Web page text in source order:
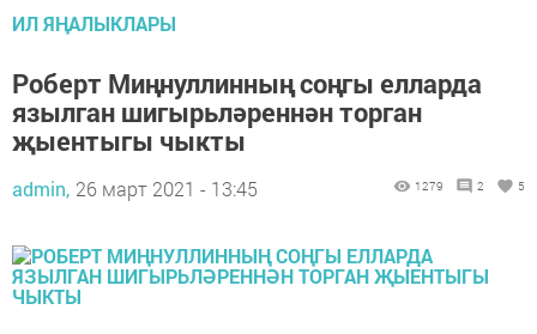
ИЛ ЯҢАЛЫКЛАРЫ
Роберт Миңнуллинның соңгы елларда
язылган шигырьләреннән торган
җыентыгы чыкты
admin, 26 март 2021 - 13:45 1279 2 5